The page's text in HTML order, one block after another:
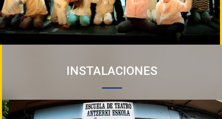
INSTALACIONES
REYES CATÓLICOS